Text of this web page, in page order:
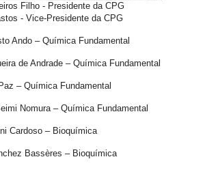
Filho - Presidente da CPG
- Vice-Presidente da CPG
Ando – Química Fundamental
de Andrade – Química Fundamental
– Química Fundamental
Nomura – Química Fundamental
Cardoso – Bioquímica
Bassères – Bioquímica